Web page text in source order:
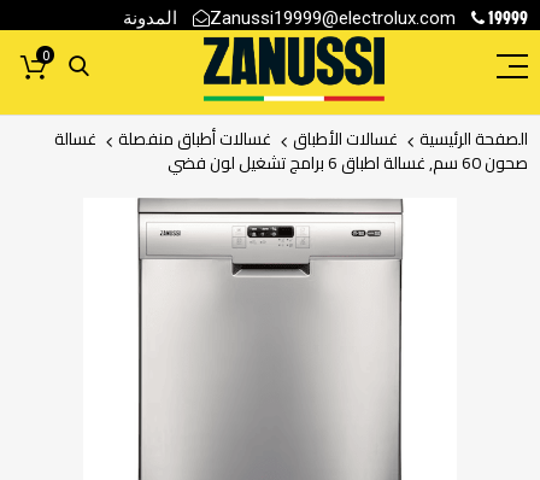
19999
Zanussi19999@electrolux.com المدونة
0
الصفحة الرئيسية غسالات الأطباق غسالات أطباق منفصلة غسالة
صحون 60 سم, غسالة اطباق 6 برامج تشغيل لون فضي